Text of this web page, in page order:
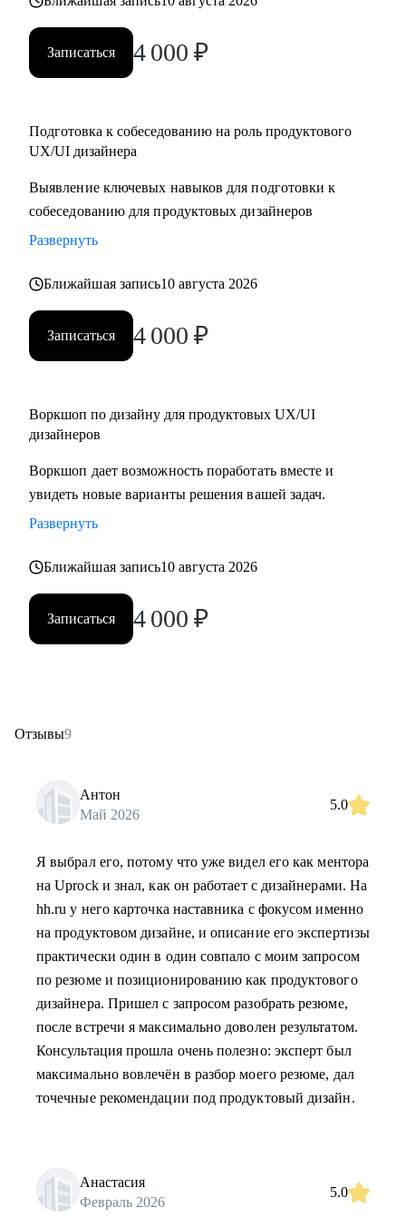
Записаться 4 000 ₽
Подготовка к собеседованию на роль продуктового
UX/UI дизайнера
Выявление ключевых навыков для подготовки к
собеседованию для продуктовых дизайнеров
Развернуть
Ближайшая запись10 августа 2026
Записаться 4 000 ₽
Воркшоп по дизайну для продуктовых UX/UI
дизайнеров
Воркшоп дает возможность поработать вместе и
увидеть новые варианты решения вашей задач.
Развернуть
Ближайшая запись10 августа 2026
Записаться 4 000 ₽
Отзывы9
Антон
Май 2026
5.0
Я выбрал его, потому что уже видел его как ментора
на Uprock и знал, как он работает с дизайнерами. На
hh.ru у него карточка наставника с фокусом именно
на продуктовом дизайне, и описание его экспертизы
практически один в один совпало с моим запросом
по резюме и позиционированию как продуктового
дизайнера. Пришел с запросом разобрать резюме,
после встречи я максимально доволен результатом.
Консультация прошла очень полезно: эксперт был
максимально вовлечён в разбор моего резюме, дал
точечные рекомендации под продуктовый дизайн.
Анастасия
Февраль 2026
5.0